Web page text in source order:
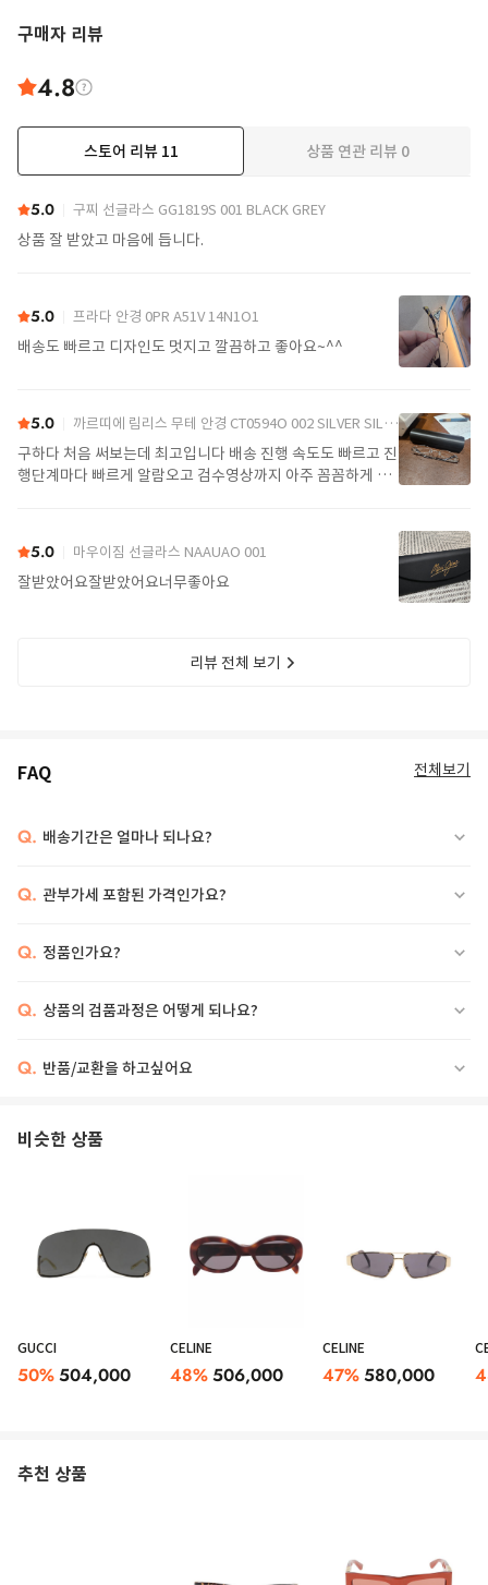
구매자 리뷰
4.8
스토어 리뷰 11 상품 연관 리뷰 0
5.0 구찌 선글라스 GG1819S 001 BLACK GREY
상품 잘 받았고 마음에 듭니다.
5.0 프라다 안경 0PR A51V 14N1O1
배송도 빠르고 디자인도 멋지고 깔끔하고 좋아요~^^
5.0 까르띠에 림리스 무테 안경 CT0594O 002 SILVER SILVER TRANSPARENT
구하다 처음 써보는데 최고입니다 배송 진행 속도도 빠르고 진
행단계마다 빠르게 알람오고 검수영상까지 아주 꼼꼼하게 찍
5.0 마우이짐 선글라스 NAAUAO 001
잘받았어요잘받았어요너무좋아요
리뷰 전체 보기
FAQ 전체보기
Q. 배송기간은 얼마나 되나요?
Q. 관부가세 포함된 가격인가요?
Q. 정품인가요?
Q. 상품의 검품과정은 어떻게 되나요?
Q. 반품/교환을 하고싶어요
비슷한 상품
GUCCI
50%504,000
CELINE
48%506,000
CELINE
47%580,000
추천 상품